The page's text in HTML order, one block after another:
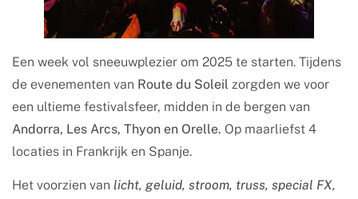
Een week vol sneeuwplezier om 2025 te starten. Tijdens
de evenementen van Route du Soleil zorgden we voor
een ultieme festivalsfeer, midden in de bergen van
Andorra, Les Arcs, Thyon en Orelle. Op maarliefst 4
locaties in Frankrijk en Spanje.
Het voorzien van licht, geluid, stroom, truss, special FX,